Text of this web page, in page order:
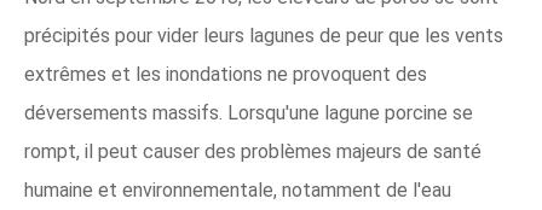
précipités pour vider leurs lagunes de peur que les vents
extrêmes et les inondations ne provoquent des
déversements massifs. Lorsqu'une lagune porcine se
rompt, il peut causer des problèmes majeurs de santé
humaine et environnementale, notamment de l'eau